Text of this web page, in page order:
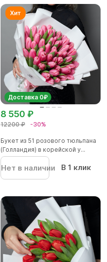
Доставка 0₽
12200 ₽ -30%
8 550 ₽
Букет из 51 розового тюльпана
(Голландия) в корейской у...
Нет в наличии В 1 клик